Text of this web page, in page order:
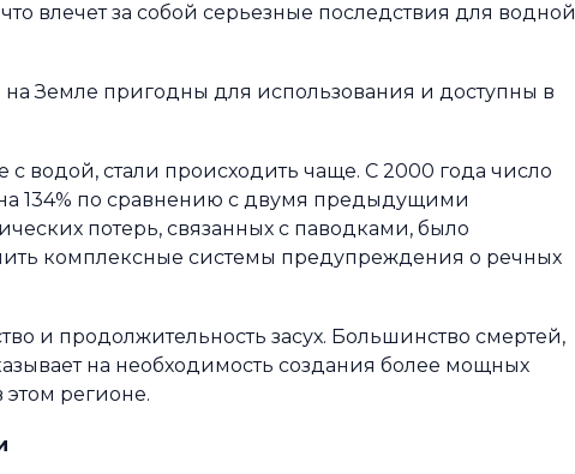
влечет за собой серьезные последствия для водной
на Земле пригодны для использования и доступны в
водой, стали происходить чаще. С 2000 года число
134% по сравнению с двумя предыдущими
потерь, связанных с паводками, было
комплексные системы предупреждения о речных
и продолжительность засух. Большинство смертей,
на необходимость создания более мощных
регионе.